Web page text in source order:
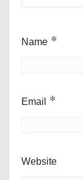
Name *
Email *
Website